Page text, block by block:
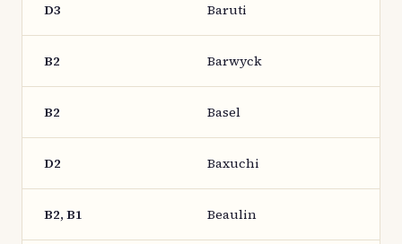
D3 Baruti
B2 Barwyck
B2 Basel
D2 Baxuchi
B2, B1 Beaulin